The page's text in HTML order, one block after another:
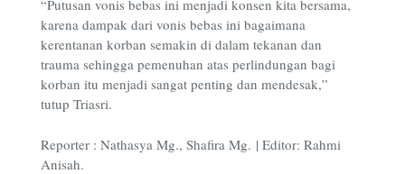
“Putusan vonis bebas ini menjadi konsen kita bersama,
karena dampak dari vonis bebas ini bagaimana
kerentanan korban semakin di dalam tekanan dan
trauma sehingga pemenuhan atas perlindungan bagi
korban itu menjadi sangat penting dan mendesak,”
tutup Triasri.
Reporter : Nathasya Mg., Shafira Mg. | Editor: Rahmi
Anisah.